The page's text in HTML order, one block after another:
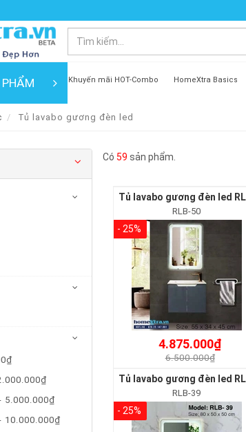
PHẨM Khuyến mãi HOT-Combo HomeXtra Basics
Tủ lavabo gương đèn led
5.000.000₫
10.000.000₫
Có 59 sản phẩm.
RLB-50
- 25%
4.875.000₫
6.500.000₫
RLB-39
- 25%